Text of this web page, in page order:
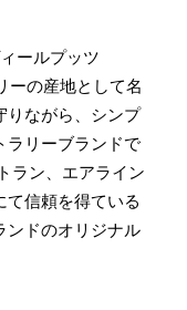
ールプッツ
ーの産地として名
りながら、シンプ
ラリーブランドで
ラン、エアライン
信頼を得ている
ンドのオリジナル